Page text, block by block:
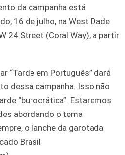
da campanha está
16 de julho, na West Dade
24 Street (Coral Way), a partir
“Tarde em Português” dará
dessa campanha. Isso não
“burocrática”. Estaremos
abordando o tema
o lanche da garotada
Brasil